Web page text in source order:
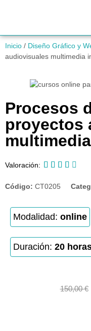
Inicio / Diseño Gráfico y
audiovisuales multimedia
Procesos
proyectos
Valoración:     
Código: CT0205
Modalidad: online
Duración: 20
150,00€